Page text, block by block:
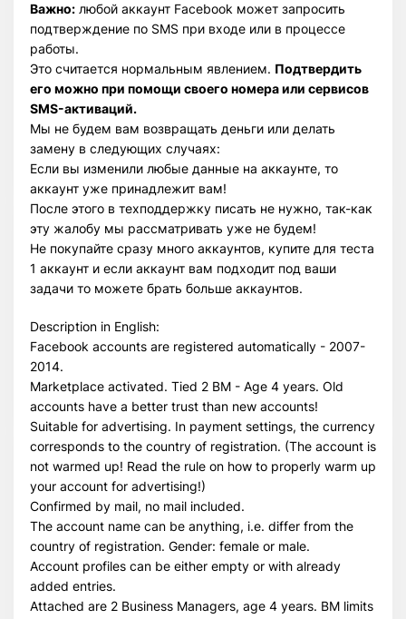
Важно: любой аккаунт Facebook может запросить
подтверждение по SMS при входе или в процессе
работы.
Это считается нормальным явлением. Подтвердить
его можно при помощи своего номера или сервисов
SMS-активаций.
Мы не будем вам возвращать деньги или делать
замену в следующих случаях:
Если вы изменили любые данные на аккаунте, то
аккаунт уже принадлежит вам!
После этого в техподдержку писать не нужно, так-как
эту жалобу мы рассматривать уже не будем!
Не покупайте сразу много аккаунтов, купите для теста
1 аккаунт и если аккаунт вам подходит под ваши
задачи то можете брать больше аккаунтов.
Description in English:
Facebook accounts are registered automatically - 2007-
2014.
Marketplace activated. Tied 2 BM - Age 4 years. Old
accounts have a better trust than new accounts!
Suitable for advertising. In payment settings, the currency
corresponds to the country of registration. (The account is
not warmed up! Read the rule on how to properly warm up
your account for advertising!)
Confirmed by mail, no mail included.
The account name can be anything, i.e. differ from the
country of registration. Gender: female or male.
Account profiles can be either empty or with already
added entries.
Attached are 2 Business Managers, age 4 years. BM limits